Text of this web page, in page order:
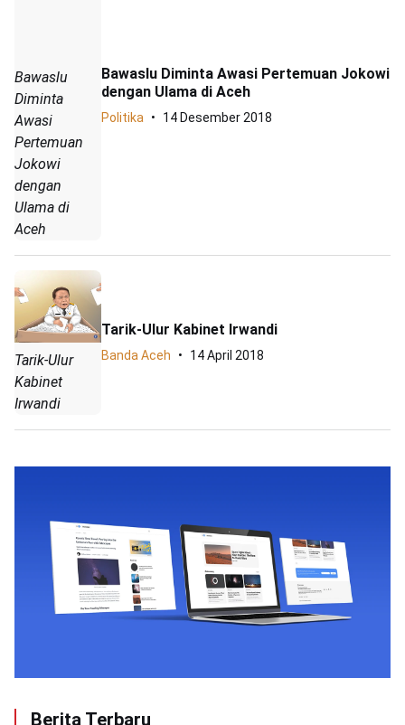
Bawaslu
Diminta
Awasi
Pertemuan
Jokowi
dengan
Ulama di
Aceh
Bawaslu Diminta Awasi Pertemuan Jokowi
dengan Ulama di Aceh
Politika 14 Desember 2018
Tarik-Ulur
Kabinet
Irwandi
Tarik-Ulur Kabinet Irwandi
Banda Aceh 14 April 2018
Berita Terbaru